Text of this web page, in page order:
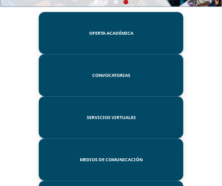
OFERTA ACADÉMICA
CONVOCATORIAS
SERVICIOS VIRTUALES
MEDIOS DE COMUNICACIÓN